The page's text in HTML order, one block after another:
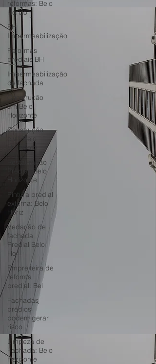
reformas: Belo
Horizo
BH
Impermeabilização
Reformas
prediais BH
Impermeabilização
de fachada
Construção
em Belo
Horizonte
Construção
civil: Belo
Horizonte
Restauração
Predial: Belo
Horizonte
Pintura predial
externa: Belo
Horiz
Vedação de
fachada
Predial Belo
Hor
Empreiteira de
reforma
predial: Bel
Fachadas
prédios
podem gerar
risco
Limpeza de
Fachada: Belo
Horizonte